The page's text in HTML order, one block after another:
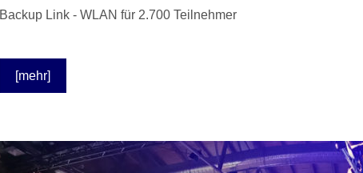
Backup Link - WLAN für 2.700 Teilnehmer
[mehr]